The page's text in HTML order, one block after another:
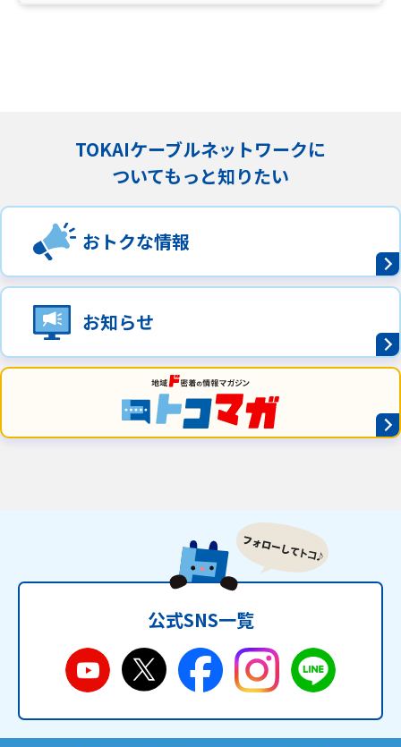
TOKAIケーブルネットワークに
ついてもっと知りたい
おトクな情報
お知らせ
公式SNS一覧